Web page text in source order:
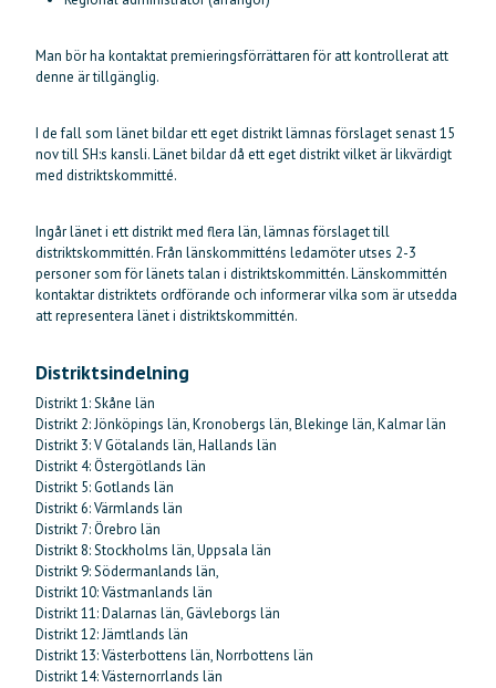
Man bör ha kontaktat premieringsförrättaren för att kontrollerat att
denne är tillgänglig.
I de fall som länet bildar ett eget distrikt lämnas förslaget senast 15
nov till SH:s kansli. Länet bildar då ett eget distrikt vilket är likvärdigt
med distriktskommitté.
Ingår länet i ett distrikt med flera län, lämnas förslaget till
distriktskommittén. Från länskommitténs ledamöter utses 2-3
personer som för länets talan i distriktskommittén. Länskommittén
kontaktar distriktets ordförande och informerar vilka som är utsedda
att representera länet i distriktskommittén.
Distriktsindelning
Distrikt 1: Skåne län
Distrikt 2: Jönköpings län, Kronobergs län, Blekinge län, Kalmar län
Distrikt 3: V Götalands län, Hallands län
Distrikt 4: Östergötlands län
Distrikt 5: Gotlands län
Distrikt 6: Värmlands län
Distrikt 7: Örebro län
Distrikt 8: Stockholms län, Uppsala län
Distrikt 9: Södermanlands län,
Distrikt 10: Västmanlands län
Distrikt 11: Dalarnas län, Gävleborgs län
Distrikt 12: Jämtlands län
Distrikt 13: Västerbottens län, Norrbottens län
Distrikt 14: Västernorrlands län